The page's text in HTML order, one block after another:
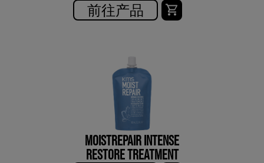
前往产品
MOISTREPAIR INTENSE
RESTORE TREATMENT